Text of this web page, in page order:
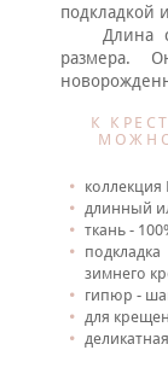
подкладкой
Длина
размера.
К
длинный
ткань -
зимнего
гипюр -
для